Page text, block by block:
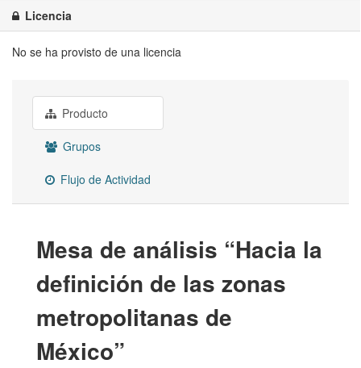
Licencia
No se ha provisto de una licencia
Producto
Grupos
Flujo de Actividad
Mesa de análisis “Hacia la
definición de las zonas
metropolitanas de
México”